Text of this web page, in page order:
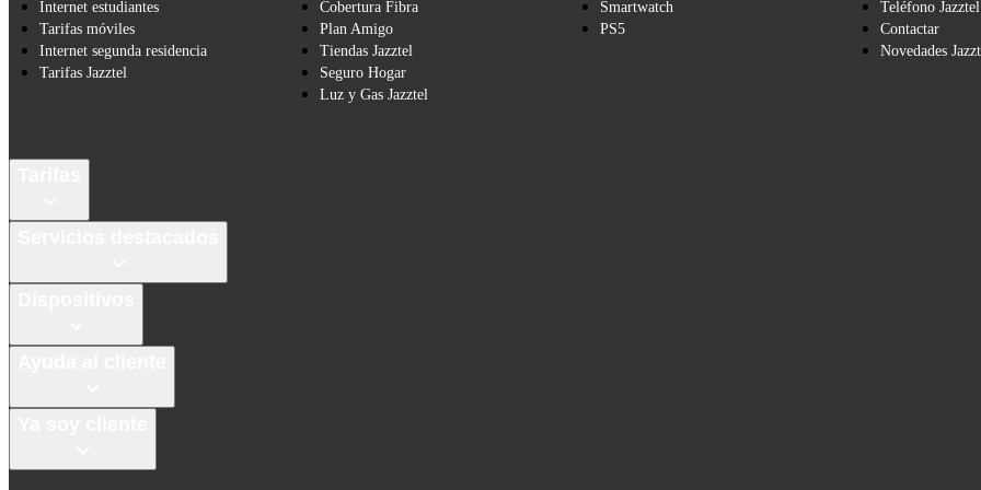
Internet estudiantes
Tarifas móviles
Internet segunda residencia
Tarifas Jazztel
Cobertura Fibra
Plan Amigo
Tiendas Jazztel
Seguro Hogar
Luz y Gas Jazztel
Smartwatch
PS5
Teléfono Jazztel
Contactar
Novedades